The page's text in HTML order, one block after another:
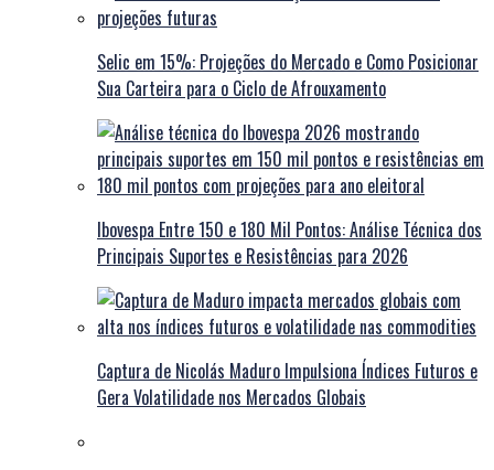
Selic em 15%: Projeções do Mercado e Como Posicionar
Sua Carteira para o Ciclo de Afrouxamento
Ibovespa Entre 150 e 180 Mil Pontos: Análise Técnica dos
Principais Suportes e Resistências para 2026
Captura de Nicolás Maduro Impulsiona Índices Futuros e
Gera Volatilidade nos Mercados Globais